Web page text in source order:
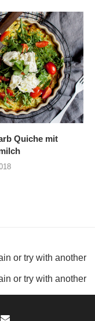
Quiche mit
or try with another
or try with another